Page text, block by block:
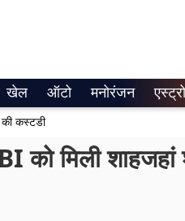
खेल ऑटो मनोरंजन
कस्टडी
को मिली